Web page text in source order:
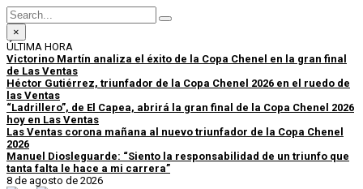
×
ÚLTIMA HORA
Victorino Martín analiza el éxito de la Copa Chenel en la gran final
de Las Ventas
Héctor Gutiérrez, triunfador de la Copa Chenel 2026 en el ruedo de
las Ventas
“Ladrillero”, de El Capea, abrirá la gran final de la Copa Chenel 2026
hoy en Las Ventas
Las Ventas corona mañana al nuevo triunfador de la Copa Chenel
2026
Manuel Diosleguarde: “Siento la responsabilidad de un triunfo que
tanta falta le hace a mi carrera”
8 de agosto de 2026